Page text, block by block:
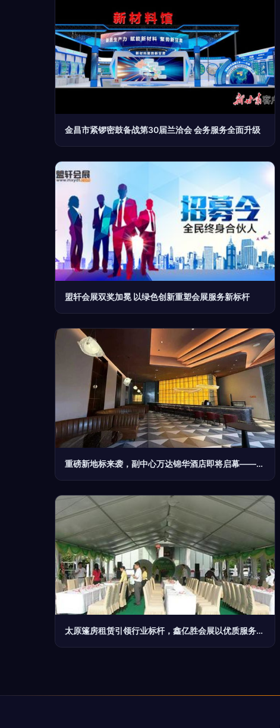
金昌市紧锣密鼓备战第30届兰洽会 会务服务全面升级
盟轩会展双奖加冕 以绿色创新重塑会展服务新标杆
重磅新地标来袭，副中心万达锦华酒店即将启幕——会务服务全面升级
太原篷房租赁引领行业标杆，鑫亿胜会展以优质服务赋能车展盛会